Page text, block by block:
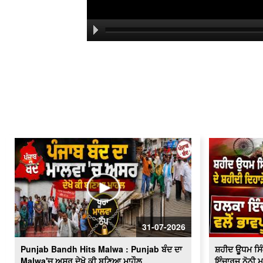
31-07-2026
Punjab Bandh Hits Malwa : Punjab ਬੰਦ ਦਾ
ਸ਼ਹੀਦ ਊਧਮ